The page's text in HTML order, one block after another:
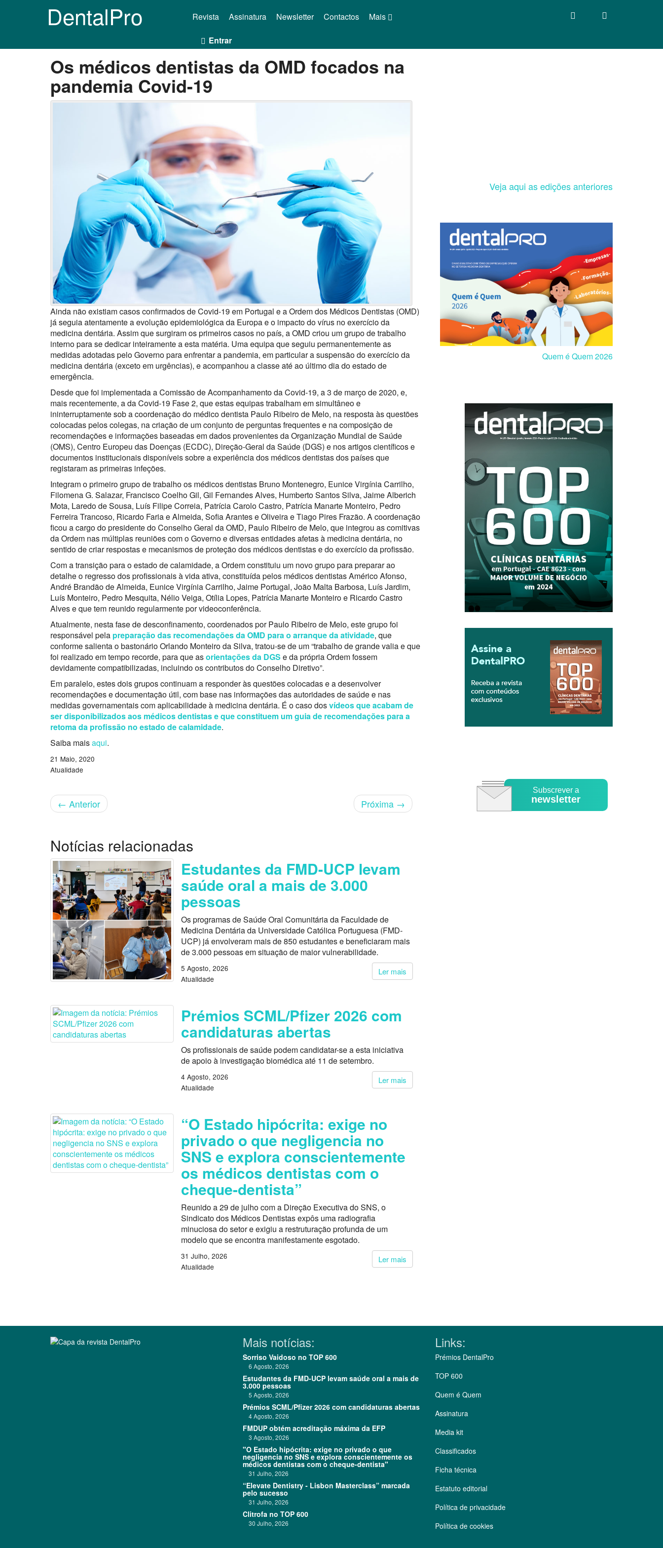
DentalPro Mais
Revista Assinatura Newsletter Contactos
Entrar
Os médicos dentistas da OMD focados na
pandemia Covid-19
Ainda não existiam casos confirmados de Covid-19 em Portugal e a Ordem dos Médicos Dentistas (OMD)
já seguia atentamente a evolução epidemiológica da Europa e o impacto do vírus no exercício da
medicina dentária. Assim que surgiram os primeiros casos no país, a OMD criou um grupo de trabalho
interno para se dedicar inteiramente a esta matéria. Uma equipa que seguiu permanentemente as
medidas adotadas pelo Governo para enfrentar a pandemia, em particular a suspensão do exercício da
medicina dentária (exceto em urgências), e acompanhou a classe até ao último dia do estado de
emergência.
Desde que foi implementada a Comissão de Acompanhamento da Covid-19, a 3 de março de 2020, e,
mais recentemente, a da Covid-19 Fase 2, que estas equipas trabalham em simultâneo e
ininterruptamente sob a coordenação do médico dentista Paulo Ribeiro de Melo, na resposta às questões
colocadas pelos colegas, na criação de um conjunto de perguntas frequentes e na composição de
recomendações e informações baseadas em dados provenientes da Organização Mundial de Saúde
(OMS), Centro Europeu das Doenças (ECDC), Direção-Geral da Saúde (DGS) e nos artigos científicos e
documentos institucionais disponíveis sobre a experiência dos médicos dentistas dos países que
registaram as primeiras infeções.
Integram o primeiro grupo de trabalho os médicos dentistas Bruno Montenegro, Eunice Virgínia Carrilho,
Filomena G. Salazar, Francisco Coelho Gil, Gil Fernandes Alves, Humberto Santos Silva, Jaime Alberich
Mota, Laredo de Sousa, Luís Filipe Correia, Patrícia Carolo Castro, Patrícia Manarte Monteiro, Pedro
Ferreira Trancoso, Ricardo Faria e Almeida, Sofia Arantes e Oliveira e Tiago Pires Frazão. A coordenação
ficou a cargo do presidente do Conselho Geral da OMD, Paulo Ribeiro de Melo, que integrou as comitivas
da Ordem nas múltiplas reuniões com o Governo e diversas entidades afetas à medicina dentária, no
sentido de criar respostas e mecanismos de proteção dos médicos dentistas e do exercício da profissão.
Com a transição para o estado de calamidade, a Ordem constituiu um novo grupo para preparar ao
detalhe o regresso dos profissionais à vida ativa, constituída pelos médicos dentistas Américo Afonso,
André Brandão de Almeida, Eunice Virgínia Carrilho, Jaime Portugal, João Malta Barbosa, Luís Jardim,
Luís Monteiro, Pedro Mesquita, Nélio Veiga, Otília Lopes, Patrícia Manarte Monteiro e Ricardo Castro
Alves e que tem reunido regularmente por videoconferência.
Atualmente, nesta fase de desconfinamento, coordenados por Paulo Ribeiro de Melo, este grupo foi
responsável pela preparação das recomendações da OMD para o arranque da atividade, que
conforme salienta o bastonário Orlando Monteiro da Silva, tratou-se de um “trabalho de grande valia e que
foi realizado em tempo recorde, para que asorientações da DGS e da própria Ordem fossem
devidamente compatibilizadas, incluindo os contributos do Conselho Diretivo”.
Em paralelo, estes dois grupos continuam a responder às questões colocadas e a desenvolver
recomendações e documentação útil, com base nas informações das autoridades de saúde e nas
medidas governamentais com aplicabilidade à medicina dentária. É o caso dosvídeos que acabam de
ser disponibilizados aos médicos dentistas e que constituem um guia de recomendações para a
retoma da profissão no estado de calamidade.
Saiba maisaqui.
21 Maio, 2020
Atualidade
← Anterior Próxima →
Veja aqui as edições anteriores
Quem é Quem 2026
Subscrever a
newsletter
Notícias relacionadas
Estudantes da FMD-UCP levam
saúde oral a mais de 3.000
pessoas
Os programas de Saúde Oral Comunitária da Faculdade de
Medicina Dentária da Universidade Católica Portuguesa (FMD-
UCP) já envolveram mais de 850 estudantes e beneficiaram mais
de 3.000 pessoas em situação de maior vulnerabilidade.
Ler mais
5 Agosto, 2026
Atualidade
Prémios SCML/Pfizer 2026 com
candidaturas abertas
Os profissionais de saúde podem candidatar-se a esta iniciativa
de apoio à investigação biomédica até 11 de setembro.
Ler mais
4 Agosto, 2026
Atualidade
“O Estado hipócrita: exige no
privado o que negligencia no
SNS e explora conscientemente
os médicos dentistas com o
cheque-dentista”
Reunido a 29 de julho com a Direção Executiva do SNS, o
Sindicato dos Médicos Dentistas expôs uma radiografia
minuciosa do setor e exigiu a restruturação profunda de um
modelo que se encontra manifestamente esgotado.
Ler mais
31 Julho, 2026
Atualidade
Mais notícias:
Sorriso Vaidoso no TOP 600
6 Agosto, 2026
Estudantes da FMD-UCP levam saúde oral a mais de
3.000 pessoas
5 Agosto, 2026
Prémios SCML/Pfizer 2026 com candidaturas abertas
4 Agosto, 2026
FMDUP obtém acreditação máxima da EFP
3 Agosto, 2026
"O Estado hipócrita: exige no privado o que
negligencia no SNS e explora conscientemente os
médicos dentistas com o cheque-dentista"
31 Julho, 2026
“Elevate Dentistry - Lisbon Masterclass” marcada
pelo sucesso
31 Julho, 2026
Clitrofa no TOP 600
30 Julho, 2026
Links:
Prémios DentalPro
TOP 600
Quem é Quem
Assinatura
Media kit
Classificados
Ficha técnica
Estatuto editorial
Política de privacidade
Política de cookies